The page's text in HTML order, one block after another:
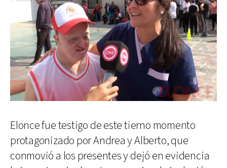
Elonce fue testigo de este tierno momento
protagonizado por Andrea y Alberto, que
conmovió a los presentes y dejó en evidencia